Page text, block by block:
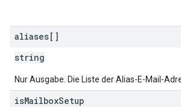
aliases[]
string
Nur Ausgabe. Die Liste der Alias-E‑Mail-
isMailboxSetup